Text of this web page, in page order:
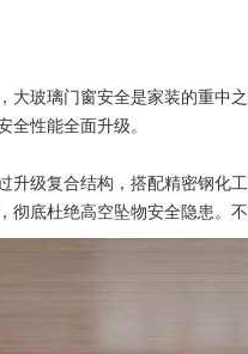
大玻璃门窗安全是家装的重中
全性能全面升级。
升级复合结构，搭配精密钢化
彻底杜绝高空坠物安全隐患。